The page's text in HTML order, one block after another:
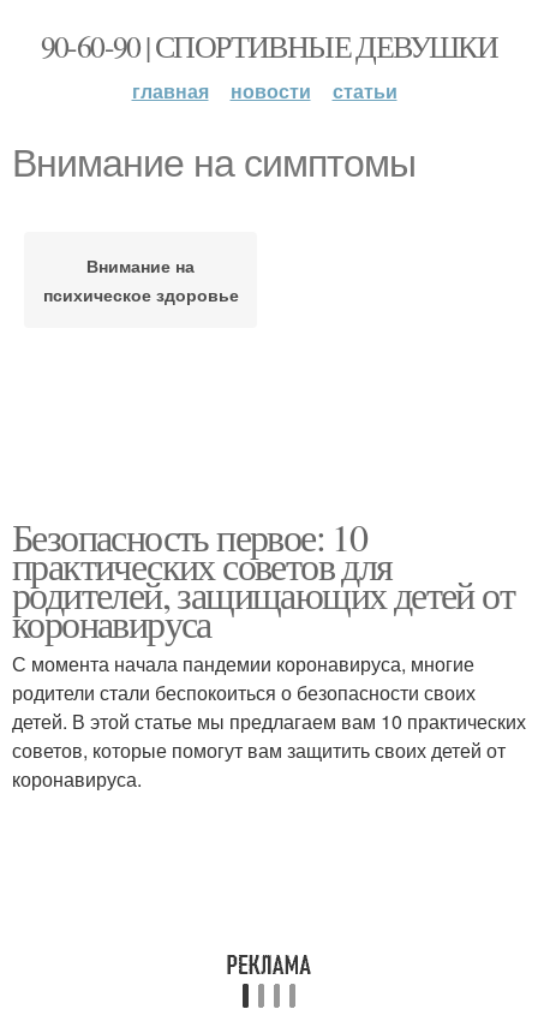
90-60-90 | СПОРТИВНЫЕ ДЕВУШКИ
главная новости статьи
Внимание на симптомы
Внимание на
психическое здоровье
Безопасность первое: 10
практических советов для
родителей, защищающих детей от
коронавируса
С момента начала пандемии коронавируса, многие
родители стали беспокоиться о безопасности своих
детей. В этой статье мы предлагаем вам 10 практических
советов, которые помогут вам защитить своих детей от
коронавируса.